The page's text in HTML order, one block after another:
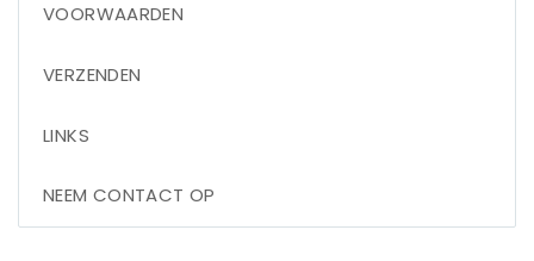
VOORWAARDEN
VERZENDEN
LINKS
NEEM CONTACT OP